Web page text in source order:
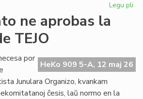
Legu pli
ne aprobas la
TEJO
HeKo 909 5-A, 12 maj 26
por
Junulara Organizo, kvankam
ĉesis, laŭ normo en la